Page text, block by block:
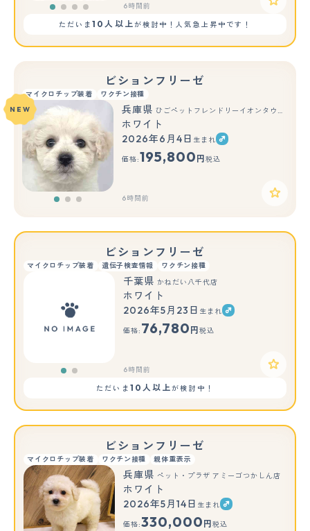
6時間前
ただいま10人以上が検討中！人気急上昇中です！
ビションフリーゼ
マイクロチップ装着 ワクチン接種
もっと見る
NEW 兵庫県 ひごペットフレンドリーイオンタウン加古川店
ホワイト
2026年6月4日 生まれ
価格:195,800 円 税込
6時間前
ビションフリーゼ
マイクロチップ装着 遺伝子検査情報 ワクチン接種
もっと見る
千葉県 かねだい八千代店
ホワイト
2026年5月23日 生まれ
価格: 76,780 円 税込
6時間前
ただいま 10人以上が検討中！
ビションフリーゼ
マイクロチップ装着 ワクチン接種 親体重表示
もっと見る
兵庫県 ペット・プラザ アミーゴつかしん店
ホワイト
2026年5月14日 生まれ
価格:330,000 円 税込